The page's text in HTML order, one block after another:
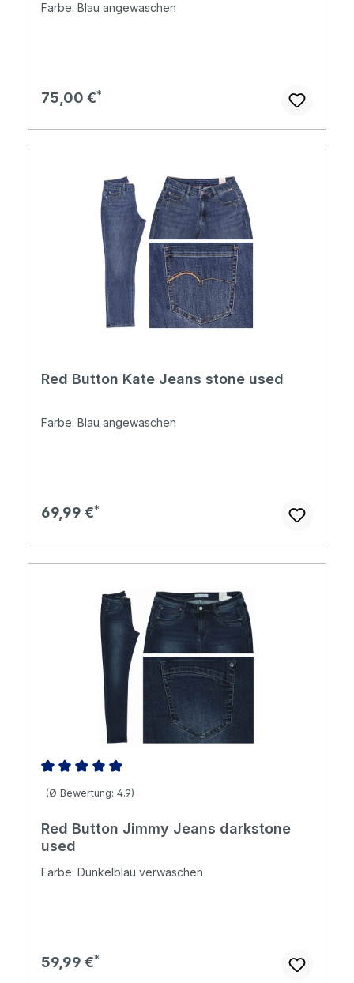
Farbe: Blau angewaschen
Regulärer Preis:
75,00 €
Red Button Kate Jeans stone used
Farbe: Blau angewaschen
Regulärer Preis:
69,99 €
Durchschnittliche Bewertung von 4.92 von 5 Sternen
(Ø Bewertung: 4.9)
Red Button Jimmy Jeans darkstone
used
Farbe: Dunkelblau verwaschen
Regulärer Preis:
59,99 €